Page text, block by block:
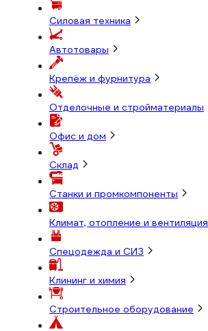
Силовая техника
Автотовары
Крепёж и фурнитура
Отделочные и стройматериалы
Офис и дом
Склад
Станки и промкомпоненты
Климат, отопление и вентиляция
Спецодежда и СИЗ
Клининг и химия
Строительное оборудование